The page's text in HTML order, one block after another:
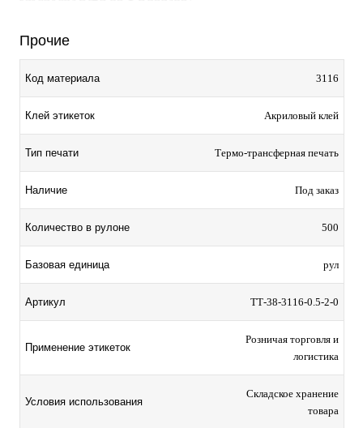
Прочие
Код материала 3116
Клей этикеток Акриловый клей
Тип печати Термо-трансферная печать
Наличие Под заказ
Количество в рулоне 500
Базовая единица рул
Артикул TТ-38-3116-0.5-2-0
Применение этикеток
Розничая торговля и
логистика
Условия использования
Складское хранение
товара